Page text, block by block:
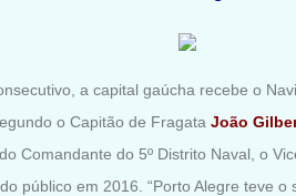
a capital gaúcha recebe o
o Capitão de Fragata João
Comandante do 5º Distrito Naval, o
do público em 2016. “Porto Alegre teve